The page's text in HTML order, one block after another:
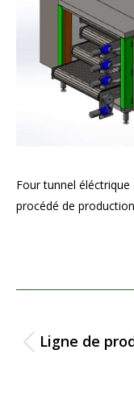
Four tunnel
procédé de
Ligne de